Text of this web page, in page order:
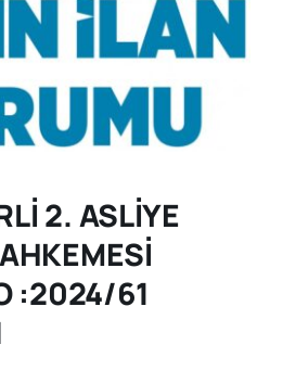
2. ASLİYE
:2024/61